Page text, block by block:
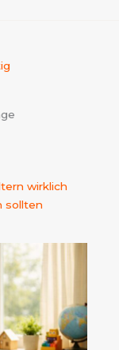
wirklich
sollten